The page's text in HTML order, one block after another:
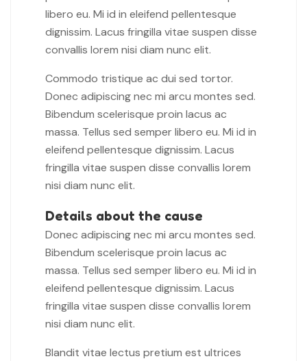
libero eu. Mi id in eleifend pellentesque
dignissim. Lacus fringilla vitae suspen disse
convallis lorem nisi diam nunc elit.
Commodo tristique ac dui sed tortor.
Donec adipiscing nec mi arcu montes sed.
Bibendum scelerisque proin lacus ac
massa. Tellus sed semper libero eu. Mi id in
eleifend pellentesque dignissim. Lacus
fringilla vitae suspen disse convallis lorem
nisi diam nunc elit.
Details about the cause
Donec adipiscing nec mi arcu montes sed.
Bibendum scelerisque proin lacus ac
massa. Tellus sed semper libero eu. Mi id in
eleifend pellentesque dignissim. Lacus
fringilla vitae suspen disse convallis lorem
nisi diam nunc elit.
Blandit vitae lectus pretium est ultrices